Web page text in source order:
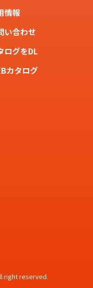
情報
い合わせ
ログをDL
カタログ
right reserved.